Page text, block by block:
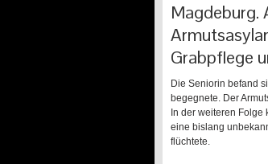
Magdeburg.
Grabpflege
Die Seniorin befand
begegnete. Der
In der weiteren
eine bislang
flüchtete.